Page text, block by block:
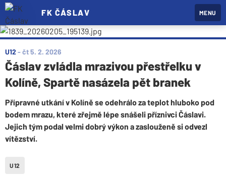
FK ČÁSLAV MENU
U12-čt 5. 2. 2026
Čáslav zvládla mrazivou přestřelku v
Kolíně, Spartě nasázela pět branek
Přípravné utkání v Kolíně se odehrálo za teplot hluboko pod
bodem mrazu, které zřejmě lépe snášeli příznivci Čáslavi.
Jejich tým podal velmi dobrý výkon a zaslouženě si odvezl
vítězství.
U12